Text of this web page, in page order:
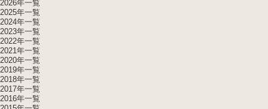
2026年一覧
2025年一覧
2024年一覧
2023年一覧
2022年一覧
2021年一覧
2020年一覧
2019年一覧
2018年一覧
2017年一覧
2016年一覧